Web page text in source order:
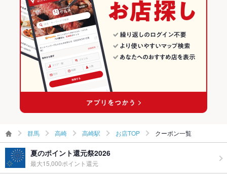
高崎駅 × 創作
群馬 × 創作
高崎駅のグルメランキング
高崎駅の居酒屋ランキング
群馬 高崎 高崎駅 お店TOP クーポン一覧
夏のポイント還元祭2026
最大15,000ポイント還元